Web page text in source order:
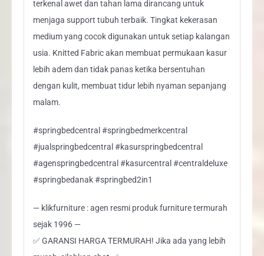
terkenal awet dan tahan lama dirancang untuk
menjaga support tubuh terbaik. Tingkat kekerasan
medium yang cocok digunakan untuk setiap kalangan
usia. Knitted Fabric akan membuat permukaan kasur
lebih adem dan tidak panas ketika bersentuhan
dengan kulit, membuat tidur lebih nyaman sepanjang
malam.
#springbedcentral #springbedmerkcentral
#jualspringbedcentral #kasurspringbedcentral
#agenspringbedcentral #kasurcentral #centraldeluxe
#springbedanak #springbed2in1
— klikfurniture : agen resmi produk furniture termurah
sejak 1996 —
✅ GARANSI HARGA TERMURAH! Jika ada yang lebih